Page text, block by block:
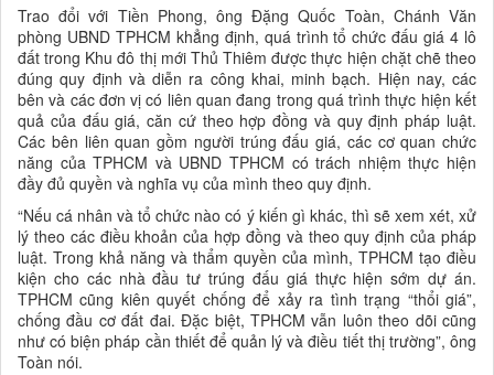
Trao đổi với Tiền Phong, ông Đặng Quốc Toàn, Chánh Văn
phòng UBND TPHCM khẳng định, quá trình tổ chức đấu giá 4 lô
đất trong Khu đô thị mới Thủ Thiêm được thực hiện chặt chẽ theo
đúng quy định và diễn ra công khai, minh bạch. Hiện nay, các
bên và các đơn vị có liên quan đang trong quá trình thực hiện kết
quả của đấu giá, căn cứ theo hợp đồng và quy định pháp luật.
Các bên liên quan gồm người trúng đấu giá, các cơ quan chức
năng của TPHCM và UBND TPHCM có trách nhiệm thực hiện
đầy đủ quyền và nghĩa vụ của mình theo quy định.
“Nếu cá nhân và tổ chức nào có ý kiến gì khác, thì sẽ xem xét, xử
lý theo các điều khoản của hợp đồng và theo quy định của pháp
luật. Trong khả năng và thẩm quyền của mình, TPHCM tạo điều
kiện cho các nhà đầu tư trúng đấu giá thực hiện sớm dự án.
TPHCM cũng kiên quyết chống để xảy ra tình trạng “thổi giá”,
chống đầu cơ đất đai. Đặc biệt, TPHCM vẫn luôn theo dõi cũng
như có biện pháp cần thiết để quản lý và điều tiết thị trường”, ông
Toàn nói.